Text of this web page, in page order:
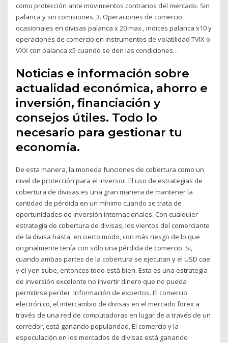
como protección ante movimientos contrarios del mercado. Sin
palanca y sin comisiones. 3. Operaciones de comercio
ocasionales en divisas palanca x 20 max., indices palanca x10 y
operaciones de comercio en instrumentos de volatilidad TVIX o
VXX con palanca x5 cuando se den las condiciones…
Noticias e información sobre
actualidad económica, ahorro e
inversión, financiación y
consejos útiles. Todo lo
necesario para gestionar tu
economía.
De esta manera, la moneda funciones de cobertura como un
nivel de protección para el inversor. El uso de estrategias de
cobertura de divisas es una gran manera de mantener la
cantidad de pérdida en un mínimo cuando se trata de
oportunidades de inversión internacionales. Con cualquier
estrategia de cobertura de divisas, los vientos del comerciante
de la divisa hasta, en cierto modo, con más riesgo de lo que
originalmente tenía con sólo una pérdida de comercio. Si,
cuando ambas partes de la cobertura se ejecutan y el USD cae
y el yen sube, entonces todo está bien. Esta es una estrategia
de inversión excelente no invertir dinero que no pueda
permitirse perder. Información de expertos. El comercio
electrónico, el intercambio de divisas en el mercado forex a
través de una red de computadoras en lugar de a través de un
corredor, está ganando popularidad. El comercio y la
especulación en los mercados de divisas está ganando